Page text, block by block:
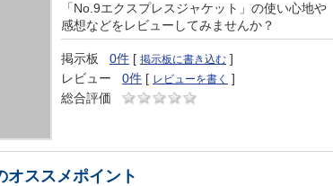
「No.9エクスプレスジャケット」の使い心地や
感想などをレビューしてみませんか？
掲示板 0件 [ 掲示板に書き込む ]
レビュー
0件 [ レビューを書く ]
総合評価
オススメポイント